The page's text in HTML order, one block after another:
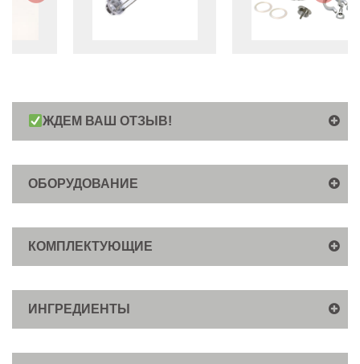
ЖДЕМ ВАШ ОТЗЫВ!
ОБОРУДОВАНИЕ
КОМПЛЕКТУЮЩИЕ
ИНГРЕДИЕНТЫ